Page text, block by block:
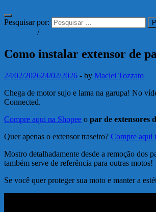
Pesquisar por:
/
Como instalar extensor de
24/02/202624/02/2026 - by Maclei Tozzato
Chega de motor sujo e lama na garupa! No
Connected.
Compre aqui na Shopee o par de extensores
Quer apenas o extensor traseiro? Compre aqui
Mostro detalhadamente desde a remoção dos
também serve de referência para outras motos!
Se você quer proteger sua moto e manter a